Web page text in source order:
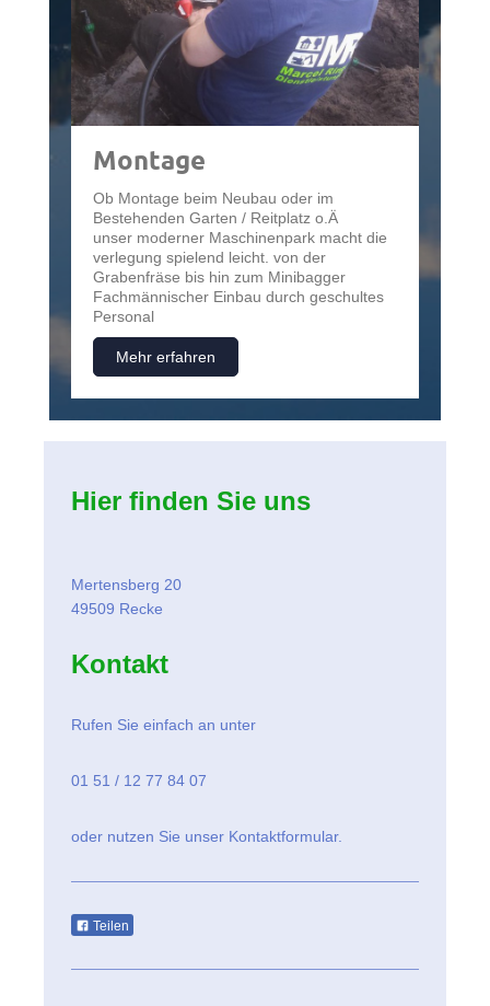
Montage
Ob Montage beim Neubau oder im
Bestehenden Garten / Reitplatz o.Ä
unser moderner Maschinenpark macht die
verlegung spielend leicht. von der
Grabenfräse bis hin zum Minibagger
Fachmännischer Einbau durch geschultes
Personal
Mehr erfahren
Hier finden Sie uns
Mertensberg 20
49509 Recke
Kontakt
Rufen Sie einfach an unter
01 51 / 12 77 84 07
oder nutzen Sie unser Kontaktformular.
Teilen